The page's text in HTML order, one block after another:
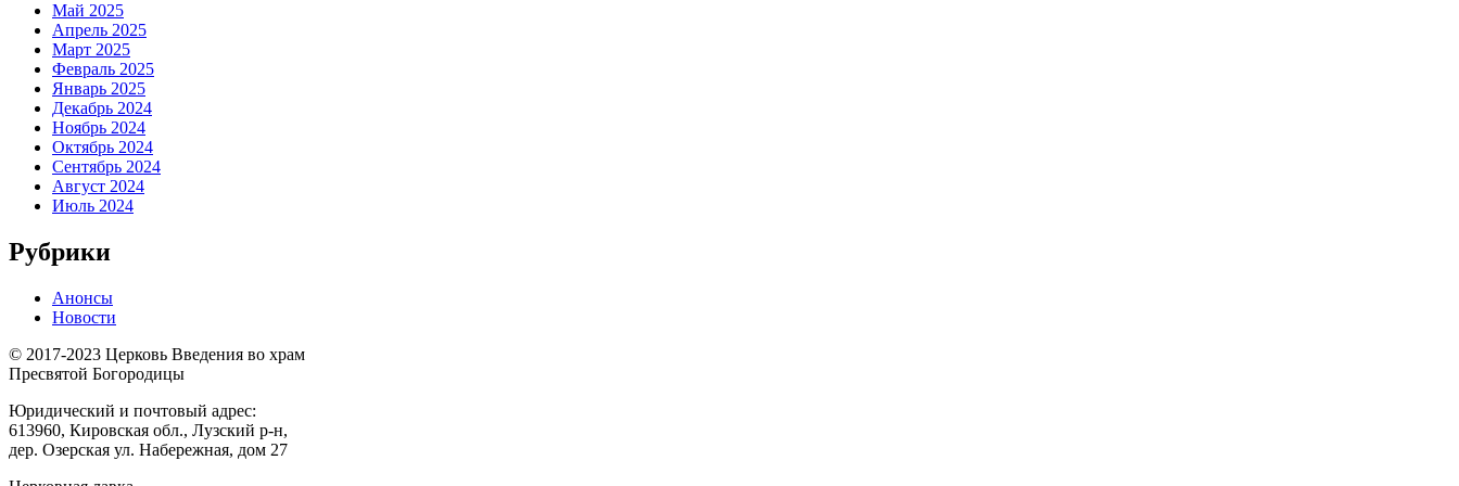
Май 2025
Апрель 2025
Март 2025
Февраль 2025
Январь 2025
Декабрь 2024
Ноябрь 2024
Октябрь 2024
Сентябрь 2024
Август 2024
Июль 2024
Рубрики
Анонсы
Новости
© 2017-2023 Церковь Введения во храм
Пресвятой Богородицы
Юридический и почтовый адрес:
613960, Кировская обл., Лузский р-н,
дер. Озерская ул. Набережная, дом 27